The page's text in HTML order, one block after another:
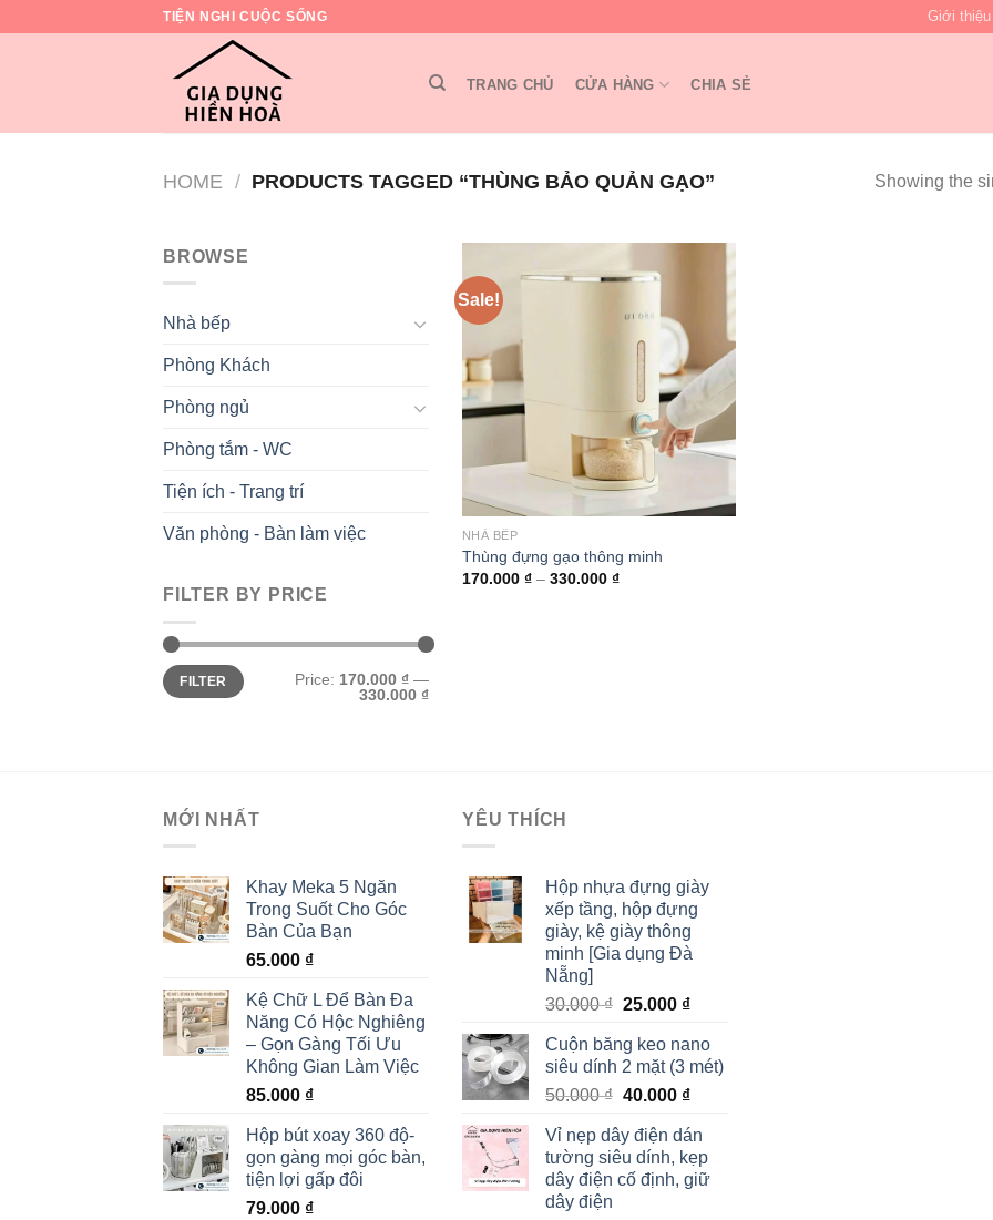
TIỆN NGHI CUỘC SỐNG Giới thiệu
TRANG CHỦ CỬA HÀNG CHIA SẺ
HOME / PRODUCTS TAGGED “THÙNG BẢO QUẢN GẠO” Showing the
BROWSE
Nhà bếp
Phòng Khách
Phòng ngủ
Phòng tắm - WC
Tiện ích - Trang trí
Văn phòng - Bàn làm việc
FILTER BY PRICE
Min
price
Max
priceFILTER Price: 170.000 ₫ —
330.000 ₫
Sale!
wishlist
NHÀ BẾP
Thùng đựng gạo thông minh
170.000 ₫– 330.000 ₫
MỚI NHẤT
Khay Meka 5 Ngăn
Trong Suốt Cho Góc
Bàn Của Bạn
65.000 ₫
Kệ Chữ L Để Bàn Đa
Năng Có Hộc Nghiêng
– Gọn Gàng Tối Ưu
Không Gian Làm Việc
85.000 ₫
Hộp bút xoay 360 độ-
gọn gàng mọi góc bàn,
tiện lợi gấp đôi
79.000 ₫
YÊU THÍCH
Hộp nhựa đựng giày
xếp tầng, hộp đựng
giày, kệ giày thông
minh [Gia dụng Đà
Nẵng]
30.000₫ 25.000 ₫
Cuộn băng keo nano
siêu dính 2 mặt (3 mét)
50.000₫ 40.000 ₫
Vỉ nẹp dây điện dán
tường siêu dính, kẹp
dây điện cố định, giữ
dây điện